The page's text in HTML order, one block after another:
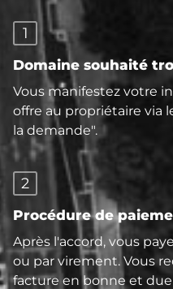
1
Domaine souhaité
Vous manifestez votre
offre au propriétaire via
la demande".
2
Procédure de
Après l'accord, vous
ou par virement. Vous
facture en bonne et